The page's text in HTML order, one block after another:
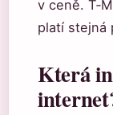
v ceně.
platí stejná
Která